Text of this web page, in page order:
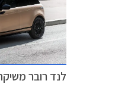
לנד רובר